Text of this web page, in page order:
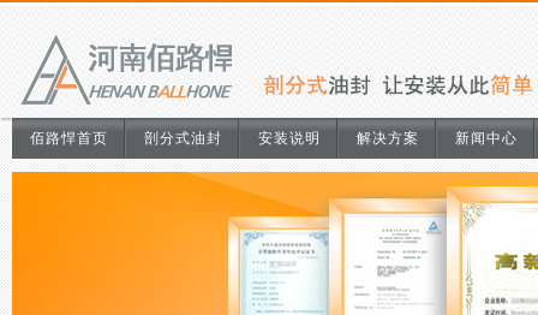
佰路悍首页 剖分式油封 安装说明 解决方案 新闻中心